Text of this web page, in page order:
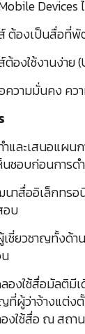
Devices
ต้องเป็นสื่อที่
องใช้งานง่าย
ความมั่นคง คว
ละเสนอแผน
ชอบก่อนการด
สื่ออิเล็กทรอ
อบ
ยวชาญทั้งด้า
ใช้สื่อมัลติมีเ
ผู้ว่าจ้างแต่ง
ใช้สื่อ ณ สถา